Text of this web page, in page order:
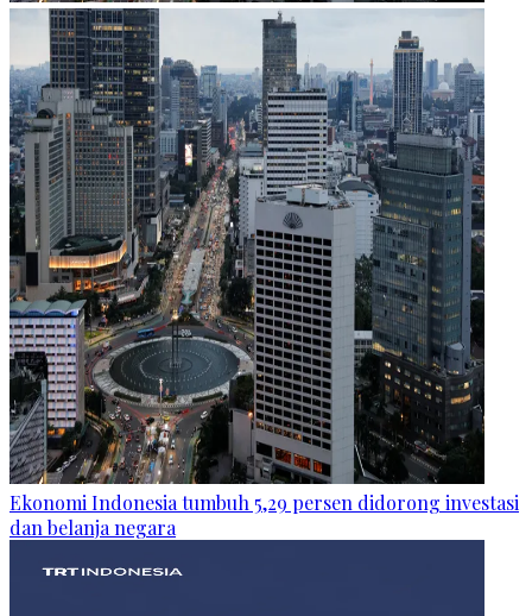
Ekonomi Indonesia tumbuh 5,29 persen didorong investasi
dan belanja negara